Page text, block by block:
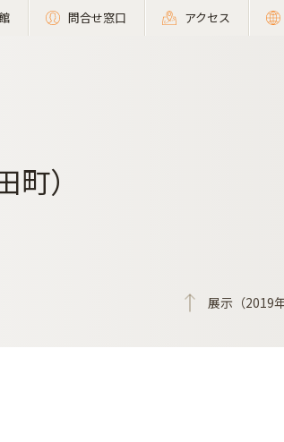
問合せ窓口 アクセス
）
展示（2019